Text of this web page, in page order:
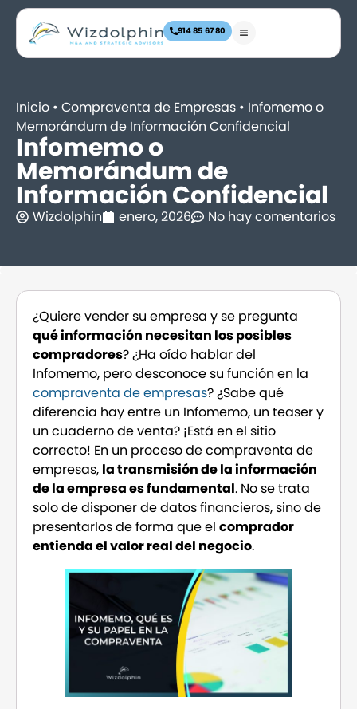
914 85 67 80
Inicio • Compraventa de Empresas • Infomemo o
Memorándum de Información Confidencial
Infomemo o
Memorándum de
Información Confidencial
Wizdolphin enero, 2026 No hay comentarios
¿Quiere vender su empresa y se pregunta
qué información necesitan los posibles
compradores? ¿Ha oído hablar del
Infomemo, pero desconoce su función en la
compraventa de empresas? ¿Sabe qué
diferencia hay entre un Infomemo, un teaser y
un cuaderno de venta? ¡Está en el sitio
correcto! En un proceso de compraventa de
empresas, la transmisión de la información
de la empresa es fundamental. No se trata
solo de disponer de datos financieros, sino de
presentarlos de forma que el comprador
entienda el valor real del negocio.